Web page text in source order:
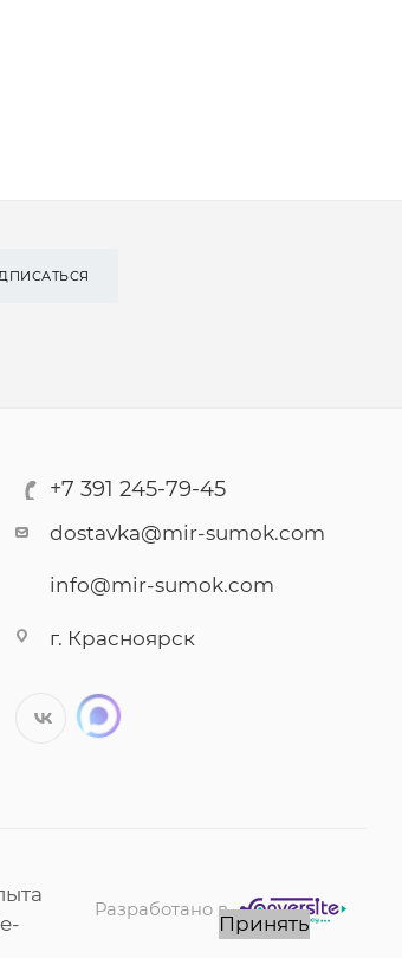
+7 391 245-79-45
dostavka@mir-sumok.com
info@mir-sumok.com
г. Красноярск
Разработано в
Принять